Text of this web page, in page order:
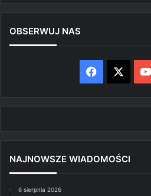
OBSERWUJ NAS
Facebook
NAJNOWSZE WIADOMOŚCI
6 sierpnia 2026